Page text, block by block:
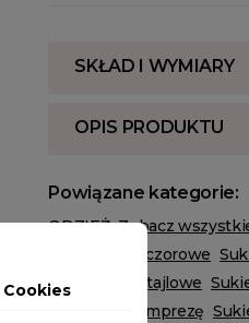
SKŁAD I WYMIARY
OPIS PRODUKTU
Powiązane kategorie:
ODZIEŻ Zobacz
Sukienki wieczorowe
Sukienki koktajlowe
Sukienki na imprezę